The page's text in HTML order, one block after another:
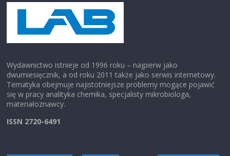
Wydawnictwo istnieje od 1996 roku – najpierw jako
dwumiesięcznik, a od roku 2011 także jako serwis internetowy.
Tematyka obejmuje najistotniejsze problemy mogące pojawić
się w pracy analityka chemika, specjalisty mikrobiologa,
materiałoznawcy.
ISSN 2720-6491